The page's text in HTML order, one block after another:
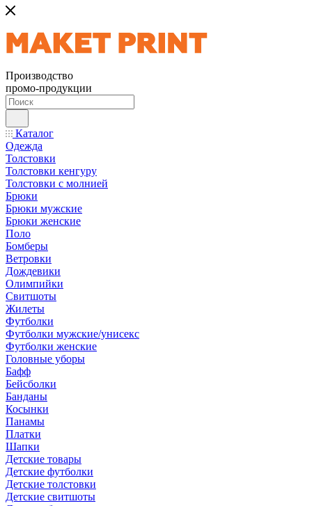
Производство
промо-продукции
Каталог
Одежда
Толстовки
Толстовки кенгуру
Толстовки с молнией
Брюки
Брюки мужские
Брюки женские
Поло
Бомберы
Ветровки
Дождевики
Олимпийки
Свитшоты
Жилеты
Футболки
Футболки мужские/унисекс
Футболки женские
Головные уборы
Бафф
Бейсболки
Банданы
Косынки
Панамы
Платки
Шапки
Детские товары
Детские футболки
Детские толстовки
Детские свитшоты